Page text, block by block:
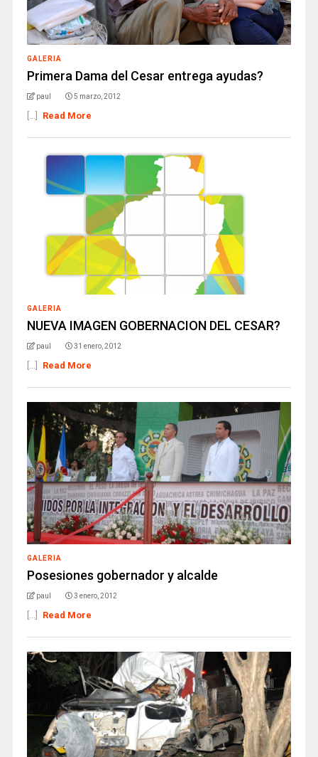
GALERIA
Primera Dama del Cesar entrega ayudas?
paul 5 marzo, 2012
[...] Read More
GALERIA
NUEVA IMAGEN GOBERNACION DEL CESAR?
paul 31 enero, 2012
[...] Read More
GALERIA
Posesiones gobernador y alcalde
paul 3 enero, 2012
[...] Read More